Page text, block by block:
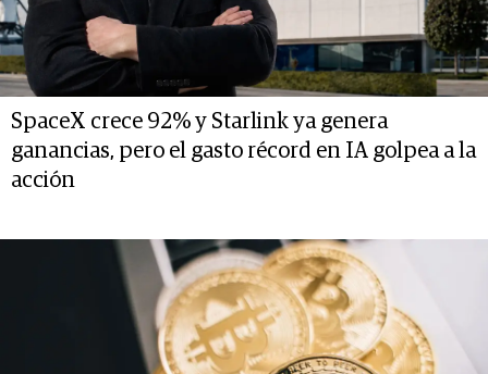
SpaceX crece 92% y Starlink ya genera
ganancias, pero el gasto récord en IA golpea a la
acción